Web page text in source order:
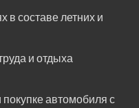
в составе летних и
и отдыха
автомобиля с